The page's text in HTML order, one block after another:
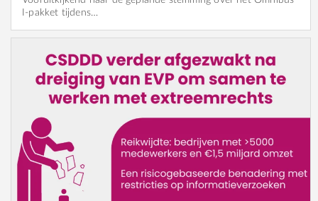
I-pakket tijdens…